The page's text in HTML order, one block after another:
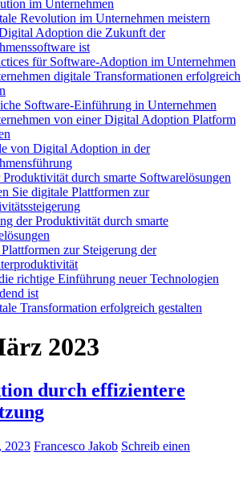
im Unternehmen
Revolution im Unternehmen meistern
Adoption die Zukunft der
ist
für Software-Adoption im Unternehmen
digitale Transformationen erfolgreich
Software-Einführung in Unternehmen
von einer Digital Adoption Platform
von Digital Adoption in der
Produktivität durch smarte Softwarelösungen
Sie digitale Plattformen zur
der Produktivität durch smarte
zur Steigerung der
richtige Einführung neuer Technologien
ist
Transformation erfolgreich gestalten
2023
durch effizientere
2023 Francesco Jakob Schreib einen